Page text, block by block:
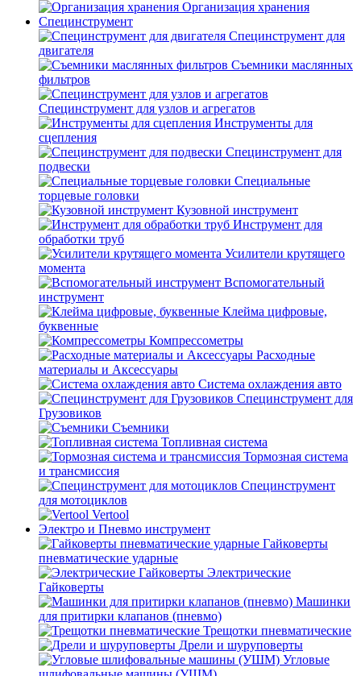
Организация хранения
Специнструмент
Специнструмент для
двигателя
Съемники маслянных
фильтров
Специнструмент для узлов и агрегатов
Инструменты для
сцепления
Специнструмент для
подвески
Специальные
торцевые головки
Кузовной инструмент
Инструмент для
обработки труб
Усилители крутящего
момента
Вспомогательный
инструмент
Клейма цифровые,
буквенные
Компрессометры
Расходные
материалы и Аксессуары
Система охлаждения авто
Специнструмент для
Грузовиков
Съемники
Топливная система
Тормозная система
и трансмиссия
Специнструмент
для мотоциклов
Vertool
Электро и Пневмо инструмент
Гайковерты
пневматические ударные
Электрические
Гайковерты
Машинки
для притирки клапанов (пневмо)
Трещотки пневматические
Дрели и шуруповерты
Угловые